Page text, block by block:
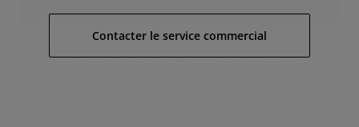
Contacter le service commercial